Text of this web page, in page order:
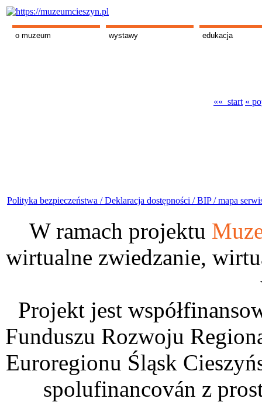
o muzeum wystawy edukacja
«« start «
Polityka bezpieczeństwa /Deklaracja dostępności /BIP /mapa
W ramach projektu
wirtualne zwiedzanie,
Projekt jest
Funduszu Rozwoju
Euroregionu Śląsk
spolufinancován z